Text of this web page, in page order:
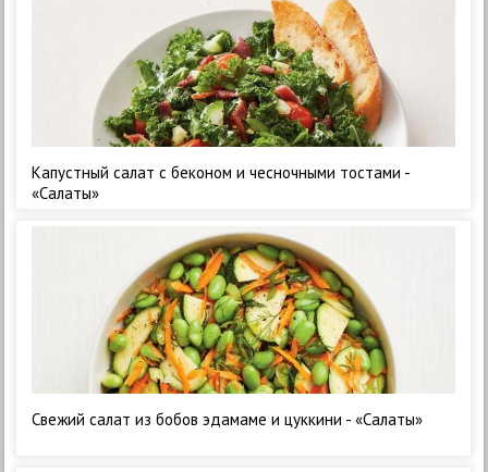
Капустный салат с беконом и чесночными тостами -
«Салаты»
Свежий салат из бобов эдамаме и цуккини - «Салаты»